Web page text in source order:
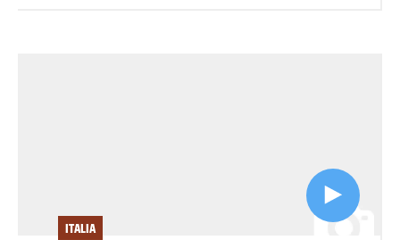
ITALIA